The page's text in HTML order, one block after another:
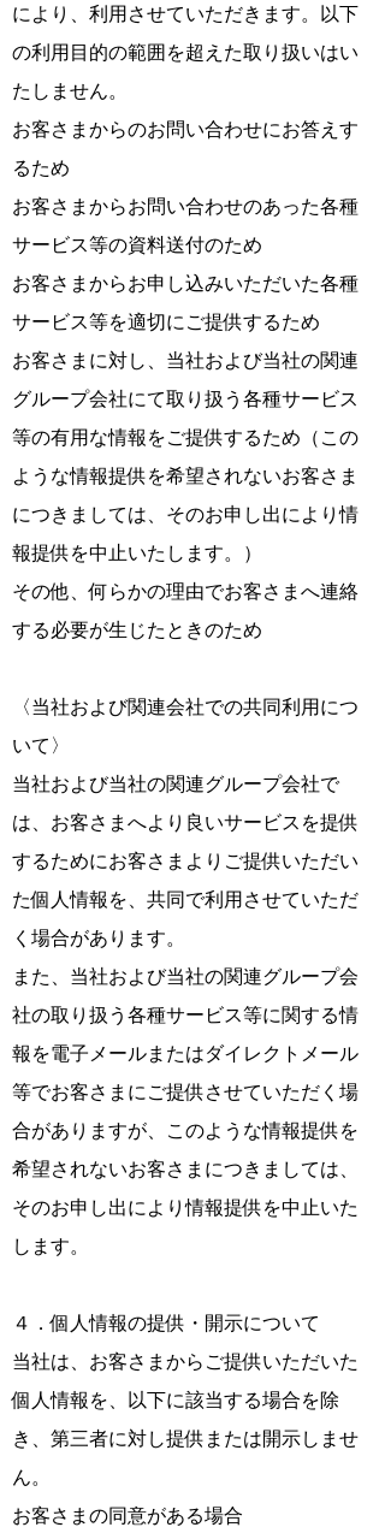
により、利用させていただきます。以下
の利用目的の範囲を超えた取り扱いはい
たしません。
お客さまからのお問い合わせにお答えす
るため
お客さまからお問い合わせのあった各種
サービス等の資料送付のため
お客さまからお申し込みいただいた各種
サービス等を適切にご提供するため
お客さまに対し、当社および当社の関連
グループ会社にて取り扱う各種サービス
等の有用な情報をご提供するため（この
ような情報提供を希望されないお客さま
につきましては、そのお申し出により情
報提供を中止いたします。）
その他、何らかの理由でお客さまへ連絡
する必要が生じたときのため​​​
〈当社および関連会社での共同利用につ
いて〉
当社および当社の関連グループ会社で
は、お客さまへより良いサービスを提供
するためにお客さまよりご提供いただい
た個人情報を、共同で利用させていただ
く場合があります。
また、当社および当社の関連グループ会
社の取り扱う各種サービス等に関する情
報を電子メールまたはダイレクトメール
等でお客さまにご提供させていただく場
合がありますが、このような情報提供を
希望されないお客さまにつきましては、
そのお申し出により情報提供を中止いた
します。
４．個人情報の提供・開示について
当社は、お客さまからご提供いただいた
個人情報を、以下に該当する場合を除
き、第三者に対し提供または開示しませ
ん。
お客さまの同意がある場合